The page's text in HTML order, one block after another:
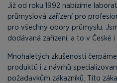
Již od roku 1992 nabízíme
průmyslová zařízení pro
pro všechny obory průmyslu.
dodávaná zařízení, a to v České i
Mnohaletých zkušenosti
produktů i z návrhů
požadavkům zákazníků. Tito